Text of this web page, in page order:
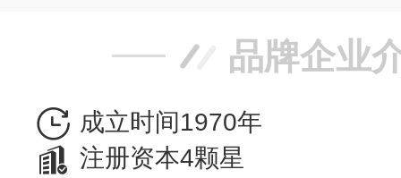
品牌企业
成立时间1970年
注册资本4颗星